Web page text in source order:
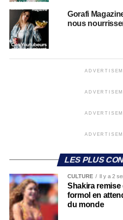
Gorafi
nous
LES PLUS
CULTURE Il y a 2
Shakira
formol en
du monde